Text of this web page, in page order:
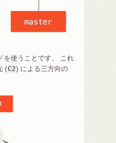
を使うことです。 これ
(C2) による三方向の